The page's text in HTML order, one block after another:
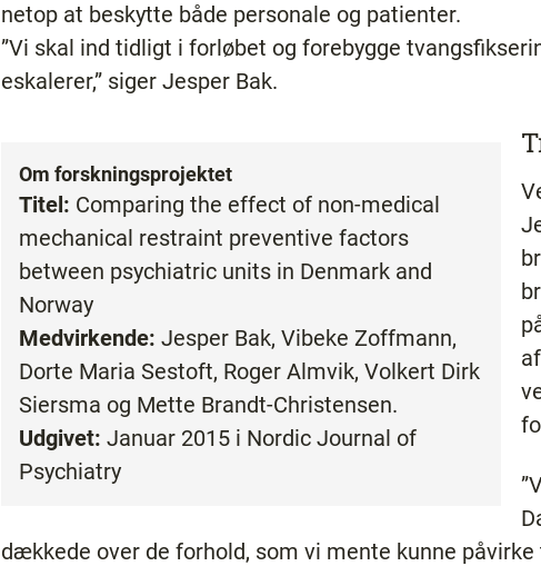
netop at beskytte både personale og patienter.
”Vi skal ind tidligt i forløbet og forebygge
eskalerer,” siger Jesper Bak.
Om forskningsprojektet
Titel: Comparing the effect of non-medical
mechanical restraint preventive factors
between psychiatric units in Denmark and
Norway
Medvirkende: Jesper Bak, Vibeke Zoffmann,
Dorte Maria Sestoft, Roger Almvik, Volkert Dirk
Siersma og Mette Brandt-Christensen.
Udgivet: Januar 2015 i Nordic Journal of
Psychiatry
dækkede over de forhold, som vi mente kunne